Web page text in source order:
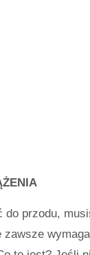
do przodu,
zawsze